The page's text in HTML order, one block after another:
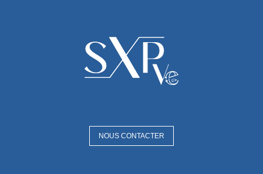
NOUS CONTACTER